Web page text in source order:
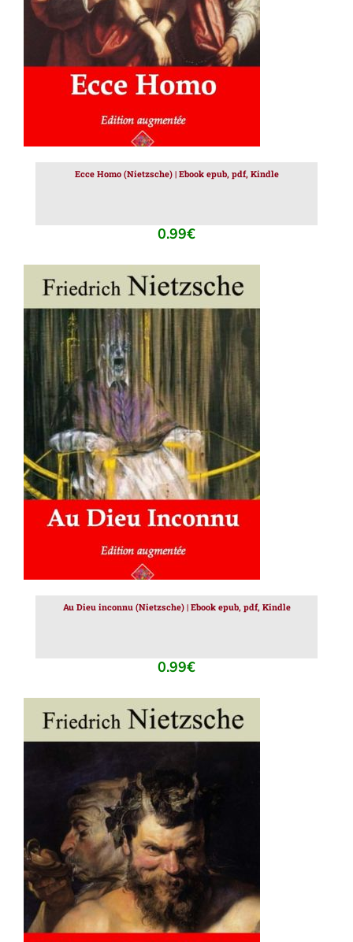
Ecce Homo (Nietzsche) | Ebook epub, pdf, Kindle
0.99€
AJOUTER AU PANIER / DÉTAILS
Au Dieu inconnu (Nietzsche) | Ebook epub, pdf, Kindle
0.99€
AJOUTER AU PANIER / DÉTAILS